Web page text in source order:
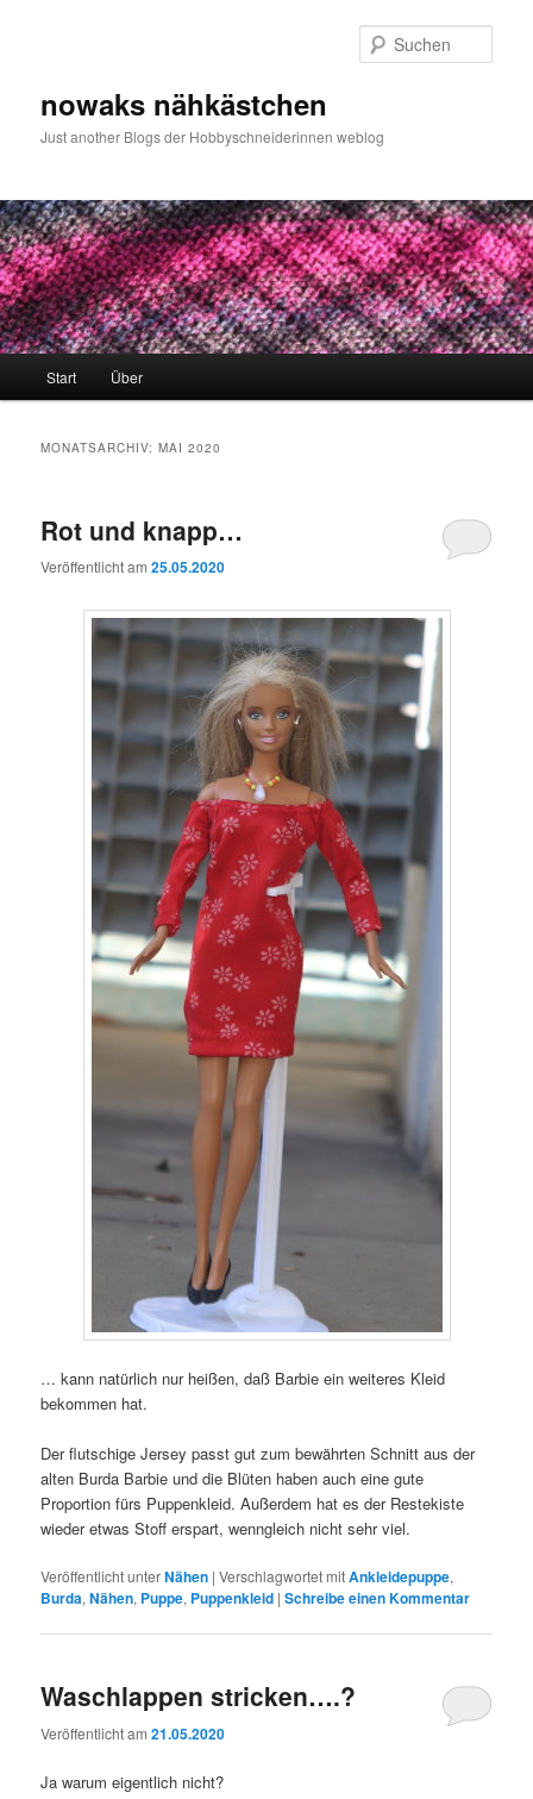
nowaks nähkästchen
Just another Blogs der Hobbyschneiderinnen weblog
Start Über
MONATSARCHIV:MAI 2020
Rot und knapp…
Veröffentlicht am25.05.2020
… kann natürlich nur heißen, daß Barbie ein weiteres Kleid
bekommen hat.
Der flutschige Jersey passt gut zum bewährten Schnitt aus der
alten Burda Barbie und die Blüten haben auch eine gute
Proportion fürs Puppenkleid. Außerdem hat es der Restekiste
wieder etwas Stoff erspart, wenngleich nicht sehr viel.
Veröffentlicht unterNähen |Verschlagwortet mitAnkleidepuppe,
Burda,Nähen, Puppe, Puppenkleid |Schreibe einen Kommentar
Waschlappen stricken….?
Veröffentlicht am21.05.2020
Ja warum eigentlich nicht?